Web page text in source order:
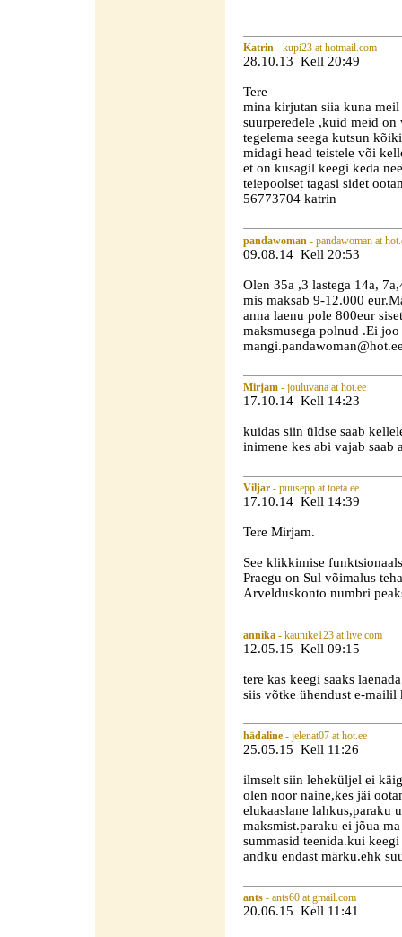
Katrin - kupi23 at hotmail.com
28.10.13 Kell 20:49
Tere
mina kirjutan siia kuna meil
suurperedele ,kuid meid on
tegelema seega kutsun
midagi head teistele või
et on kusagil keegi keda
teiepoolset tagasi sidet
56773704 katrin
pandawoman - pandawoman at
09.08.14 Kell 20:53
Olen 35a ,3 lastega 14a,
mis maksab 9-12.000
anna laenu pole 800eur
maksmusega polnud .Ei
Mirjam - jouluvana at hot.ee
17.10.14 Kell 14:23
kuidas siin üldse saab
inimene kes abi vajab saab
Viljar - puusepp at toeta.ee
17.10.14 Kell 14:39
Tere Mirjam.
See klikkimise
Praegu on Sul võimalus
Arvelduskonto numbri
annika - kaunike123 at live.com
12.05.15 Kell 09:15
tere kas keegi saaks
siis võtke ühendust e-
hädaline - jelenat07 at hot.ee
25.05.15 Kell 11:26
ilmselt siin leheküljel ei
olen noor naine,kes jäi
elukaaslane lahkus,paraku
maksmist.paraku ei jõua
summasid teenida.kui
andku endast märku.ehk
ants - ants60 at gmail.com
20.06.15 Kell 11:41